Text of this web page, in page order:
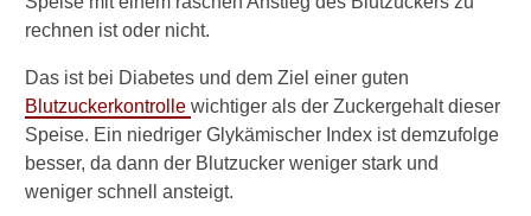
rechnen ist oder nicht.
Das ist bei Diabetes und dem Ziel einer guten
Blutzuckerkontrolle wichtiger als der Zuckergehalt dieser
Speise. Ein niedriger Glykämischer Index ist demzufolge
besser, da dann der Blutzucker weniger stark und
weniger schnell ansteigt.
unbedenklich?
Treibt Kaffee den
Blutzucker hoch?
Diabetes und Alkohol
Mit Diabetes Bier trinken?